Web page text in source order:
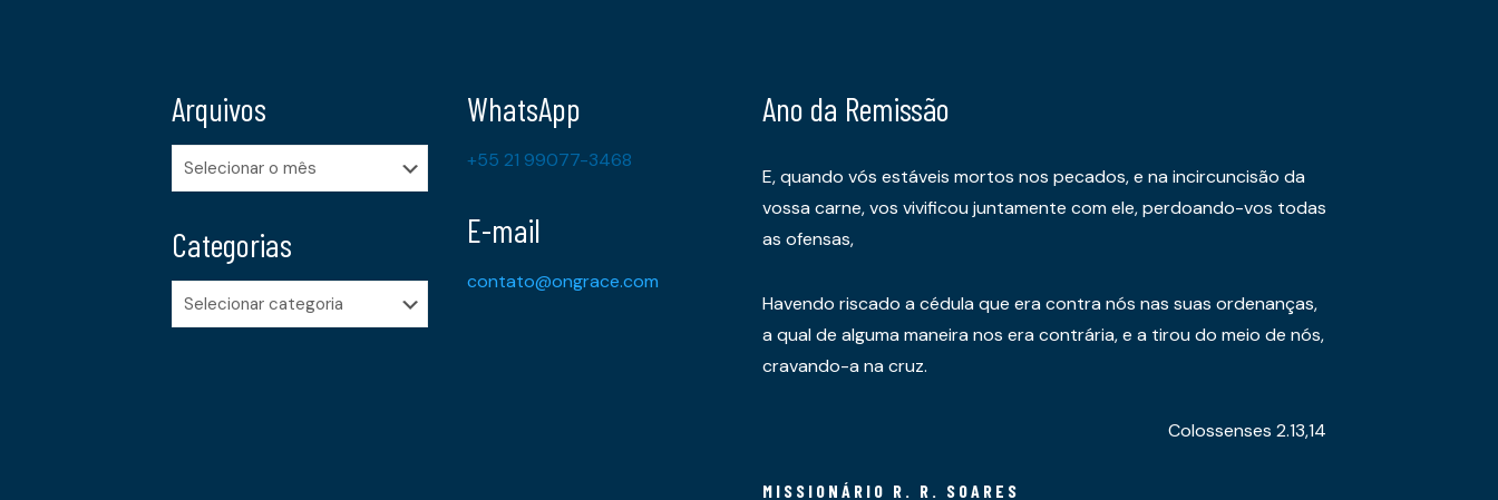
Arquivos
Arquivos
Categorias
Categorias
WhatsApp
+55 21 99077-3468
E-mail
contato@ongrace.com
Ano da Remissão
E, quando vós estáveis mortos nos pecados, e na incircuncisão da
vossa carne, vos vivificou juntamente com ele, perdoando-vos todas
as ofensas,
Havendo riscado a cédula que era contra nós nas suas ordenanças,
a qual de alguma maneira nos era contrária, e a tirou do meio de nós,
cravando-a na cruz.
Colossenses 2.13,14
MISSIONÁRIO R. R. SOARES